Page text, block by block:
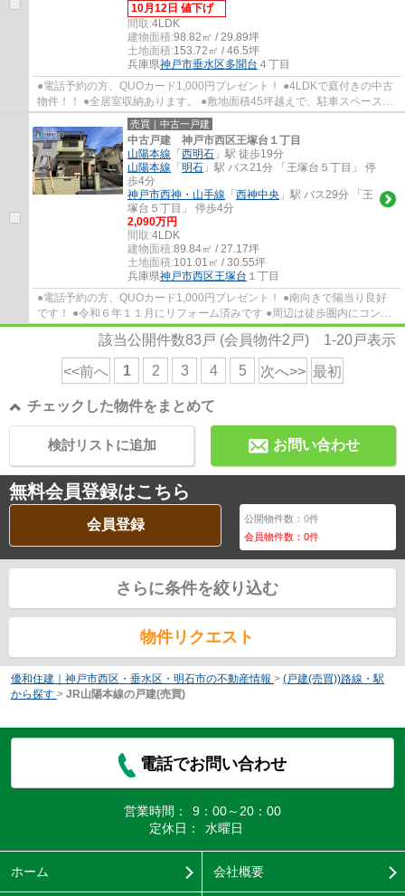
10月12日 値下げ
間取:4LDK
建物面積:98.82㎡ / 29.89坪
土地面積:153.72㎡ / 46.5坪
兵庫県神戸市垂水区多聞台 ４丁目
●電話予約の方、QUOカード1,000円プレゼント！ ●4LDKで庭付きの中古
物件！！ ●全居室収納あります。 ●敷地面積45坪越えで、駐車スペース２
台分あります。 ●多聞台小学校・神陵台中学校
売買｜中古一戸建
中古戸建 神戸市西区王塚台１丁目
山陽本線 「西明石 」駅 徒歩19分
山陽本線 「明石 」駅 バス21分 「王塚台５丁目」 停
歩4分
神戸市西神・山手線 「西神中央 」駅 バス29分 「王
塚台５丁目」 停歩4分
2,090万円
間取:4LDK
建物面積:89.84㎡ / 27.17坪
土地面積:101.01㎡ / 30.55坪
兵庫県神戸市西区王塚台 １丁目
●電話予約の方、QUOカード1,000円プレゼント！ ●南向きで陽当り良好
です！ ●令和６年１１月にリフォーム済みです ●周辺は徒歩圏内にコンビ
ニ・スーパーなど充実しています ●枝吉小学校...
該当公開件数83 戸 (会員物件2 戸) 1-20戸表示
<<前へ 1 2 3 4 5 次へ>> 最初
チェックした物件をまとめて
お問い合わせ
検討リストに追加
無料会員登録はこちら
会員登録 公開物件数：0件
会員物件数：0件
さらに条件を絞り込む
物件リクエスト
優和住建｜神戸市西区・垂水区・明石市の不動産情報 > (戸建(売買))路線・駅
から探す > JR山陽本線の戸建(売買)
電話でお問い合わせ
営業時間：
9：00～20：00
定休日：
水曜日
ホーム 会社概要